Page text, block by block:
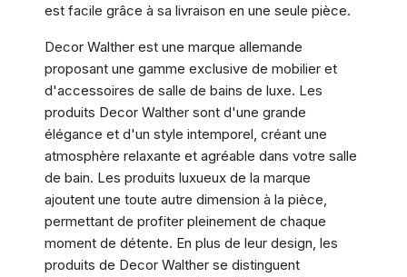
est facile grâce à sa livraison en une seule pièce.
Decor Walther est une marque allemande
proposant une gamme exclusive de mobilier et
d'accessoires de salle de bains de luxe. Les
produits Decor Walther sont d'une grande
élégance et d'un style intemporel, créant une
atmosphère relaxante et agréable dans votre salle
de bain. Les produits luxueux de la marque
ajoutent une toute autre dimension à la pièce,
permettant de profiter pleinement de chaque
moment de détente. En plus de leur design, les
produits de Decor Walther se distinguent